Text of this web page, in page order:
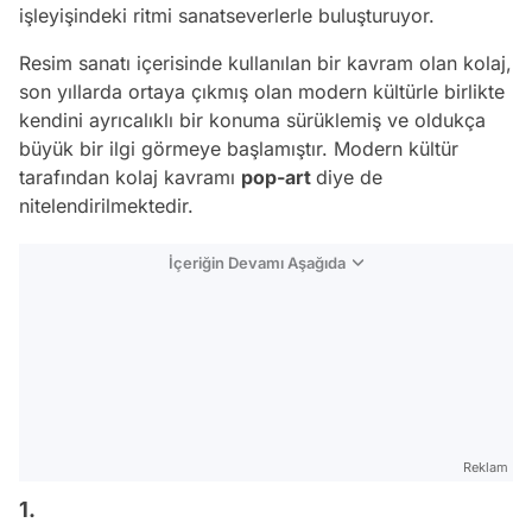
işleyişindeki ritmi sanatseverlerle buluşturuyor.
Resim sanatı içerisinde kullanılan bir kavram olan kolaj,
son yıllarda ortaya çıkmış olan modern kültürle birlikte
kendini ayrıcalıklı bir konuma sürüklemiş ve oldukça
büyük bir ilgi görmeye başlamıştır. Modern kültür
tarafından kolaj kavramı pop-art diye de
nitelendirilmektedir.
İçeriğin Devamı Aşağıda
Reklam
1.